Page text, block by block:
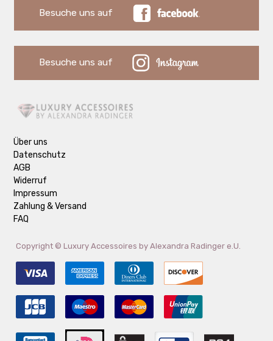
Besuche uns auf
Besuche uns auf
Über uns
Datenschutz
AGB
Widerruf
Impressum
Zahlung & Versand
FAQ
Copyright © Luxury Accessoires by Alexandra Radinger e.U.